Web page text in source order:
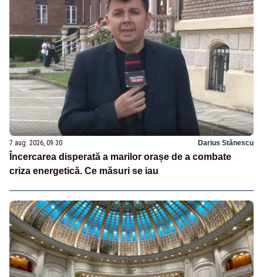
7 aug. 2026, 09:30 Darius Stănescu
Încercarea disperată a marilor orașe de a combate
criza energetică. Ce măsuri se iau